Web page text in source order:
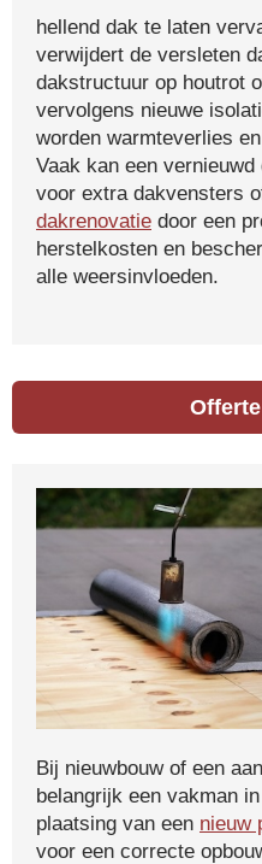
hellend dak te laten
verwijdert de versleten
dakstructuur op houtrot
vervolgens nieuwe
worden warmteverlies
Vaak kan een
voor extra dakvensters
dakrenovatie door een
herstelkosten en
alle weersinvloeden.
Bij nieuwbouw of een
belangrijk een vakman
plaatsing van een nieuw
voor een correcte